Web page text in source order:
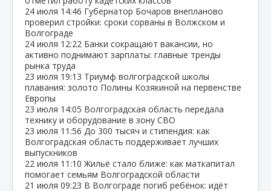
24 июля 14:46 Губернатор Бочаров внепланово
проверил стройки: сроки сорваны в Волжском и
Волгограде
24 июля 12:22 Банки сокращают вакансии, но
активно поднимают зарплаты: главные тренды
рынка труда
23 июля 19:13 Триумф волгоградской школы
плавания: золото Полины Козякиной на первенстве
Европы
23 июля 14:05 Волгоградская область передала
технику и оборудование в зону СВО
23 июля 11:56 До 300 тысяч и стипендия: как
Волгоградская область поддерживает лучших
выпускников
22 июля 11:10 Жильё стало ближе: как маткапитал
помогает семьям Волгоградской области
21 июля 09:23 В Волгограде погиб ребёнок: идёт